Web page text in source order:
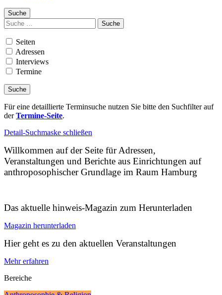
Suche
Suchen
nach:
Seiten
Adressen
Interviews
Termine
Für eine detaillierte Terminsuche nutzen Sie bitte den Suchfilter auf
derTermine-Seite.
Detail-Suchmaske schließen
Willkommen auf der Seite für Adressen,
Veranstaltungen und Berichte aus Einrichtungen auf
anthroposophischer Grundlage im Raum Hamburg
Das aktuelle hinweis-Magazin zum Herunterladen
Magazin herunterladen
Hier geht es zu den aktuellen Veranstaltungen
Mehr erfahren
Bereiche